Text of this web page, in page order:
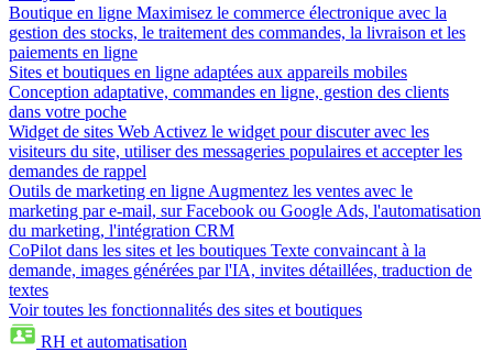
Boutique en ligne Maximisez le commerce électronique avec la
gestion des stocks, le traitement des commandes, la livraison et les
paiements en ligne
Sites et boutiques en ligne adaptées aux appareils mobiles
Conception adaptative, commandes en ligne, gestion des clients
dans votre poche
Widget de sites Web Activez le widget pour discuter avec les
visiteurs du site, utiliser des messageries populaires et accepter les
demandes de rappel
Outils de marketing en ligne Augmentez les ventes avec le
marketing par e-mail, sur Facebook ou Google Ads, l'automatisation
du marketing, l'intégration CRM
CoPilot dans les sites et les boutiques Texte convaincant à la
demande, images générées par l'IA, invites détaillées, traduction de
textes
Voir toutes les fonctionnalités des sites et boutiques
RH et automatisation